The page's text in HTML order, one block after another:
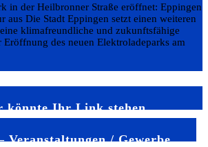
in der Heilbronner Straße eröffnet: Eppingen
aus Die Stadt Eppingen setzt einen weiteren
klimafreundliche und zukunftsfähige
des neuen Elektroladeparks am
könnte Ihr Link stehen
Veranstaltungen / Gewerbe